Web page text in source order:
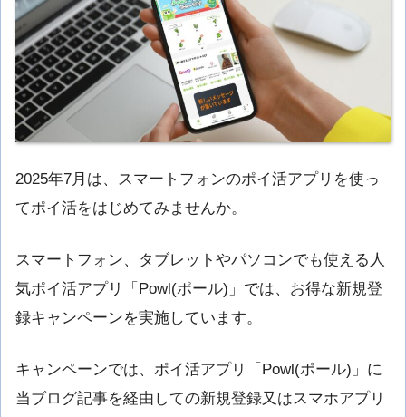
2025年7月は、スマートフォンのポイ活アプリを使っ
てポイ活をはじめてみませんか。
スマートフォン、タブレットやパソコンでも使える人
気ポイ活アプリ「Powl(ポール)」では、お得な新規登
録キャンペーンを実施しています。
キャンペーンでは、ポイ活アプリ「Powl(ポール)」に
当ブログ記事を経由しての新規登録又はスマホアプリ